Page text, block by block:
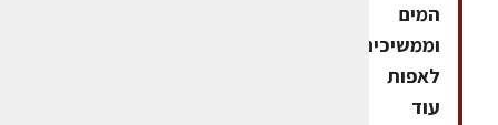
המים
וממשיכים
לאפות
עוד